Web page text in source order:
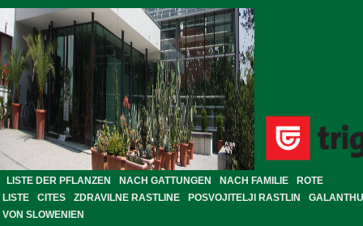
LISTE DER PFLANZEN NACH GATTUNGEN NACH FAMILIE
ROTE
LISTE
CITES ZDRAVILNE RASTLINE POSVOJITELJI RASTLIN
VON SLOWENIEN